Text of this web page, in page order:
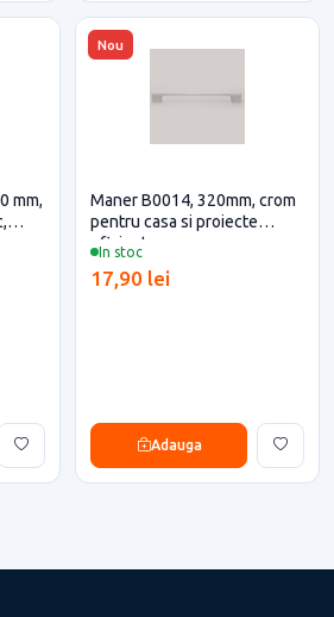
mm,
Nou
In stoc
Maner B0014, 320mm, crom
pentru casa si proiecte
eficiente
17,90 lei
Adauga